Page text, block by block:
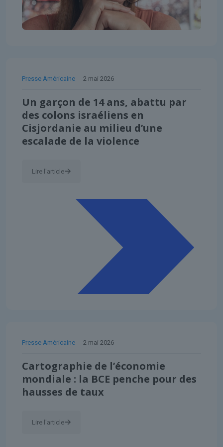
Presse Américaine 2 mai 2026
Un garçon de 14 ans, abattu par
des colons israéliens en
Cisjordanie au milieu d’une
escalade de la violence
Lire l'article
Presse Américaine 2 mai 2026
Cartographie de l’économie
mondiale : la BCE penche pour des
hausses de taux
Lire l'article